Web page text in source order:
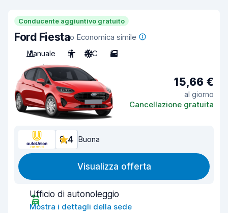
Conducente aggiuntivo gratuito
Ford Fiestao Economica simile
Manuale
5 A/C 5
15,66 €
al giorno
Cancellazione gratuita
8,4 Buona
Visualizza offerta
Ufficio di autonoleggio
Mostra i dettagli della sede